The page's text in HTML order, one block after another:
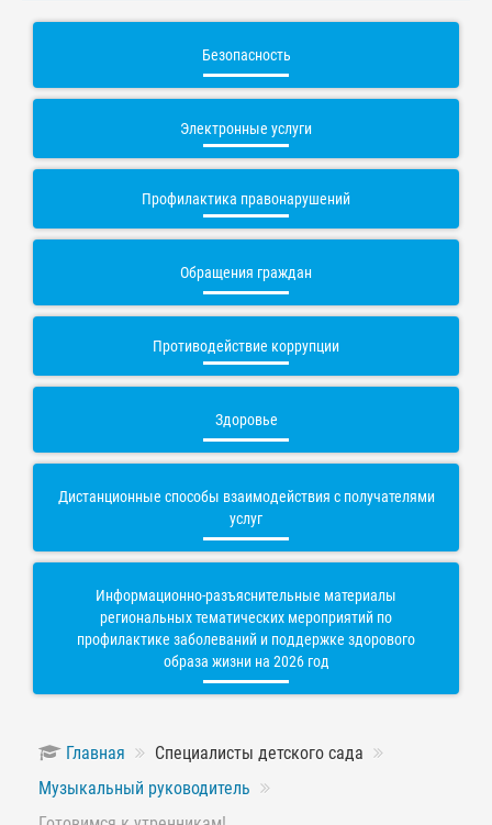
Безопасность
Электронные услуги
Профилактика правонарушений
Обращения граждан
Противодействие коррупции
Здоровье
Дистанционные способы взаимодействия с получателями
услуг
Информационно-разъяснительные материалы
региональных тематических мероприятий по
профилактике заболеваний и поддержке здорового
образа жизни на 2026 год
Главная
Специалисты детского сада
Музыкальный руководитель